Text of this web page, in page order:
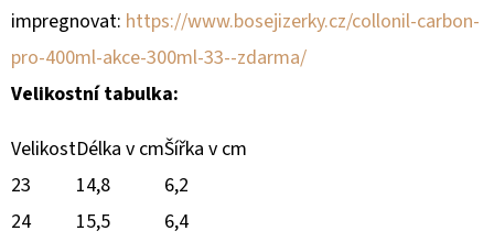
impregnovat: https://www.bosejizerky.cz/collonil-carbon-
pro-400ml-akce-300ml-33--zdarma/
Velikostní tabulka:
VelikostDélka v cmŠířka v cm
23
14,8
6,2
24
15,5
6,4